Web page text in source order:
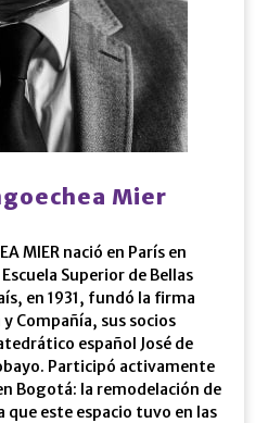
Mier
MIER nació en París en
Superior de Bellas
en 1931, fundó la firma
Compañía, sus socios
español José de
Participó activamente
Bogotá: la remodelación de
que este espacio tuvo en las